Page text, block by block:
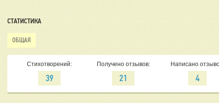
СТАТИСТИКА
ОБЩАЯ
Стихотворений:
39
Получено отзывов:
21
Написано
4